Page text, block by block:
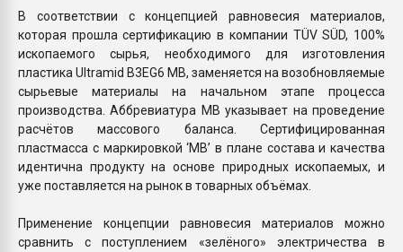
В соответствии с концепцией равновесия материалов,
которая прошла сертификацию в компании TÜV SÜD, 100%
ископаемого сырья, необходимого для изготовления
пластика Ultramid B3EG6 MB, заменяется на возобновляемые
сырьевые материалы на начальном этапе процесса
производства. Аббревиатура MB указывает на проведение
расчётов массового баланса. Сертифицированная
пластмасса с маркировкой ‘MB’ в плане состава и качества
идентична продукту на основе природных ископаемых, и
уже поставляется на рынок в товарных объёмах.
Применение концепции равновесия материалов можно
сравнить с поступлением «зелёного» электричества в